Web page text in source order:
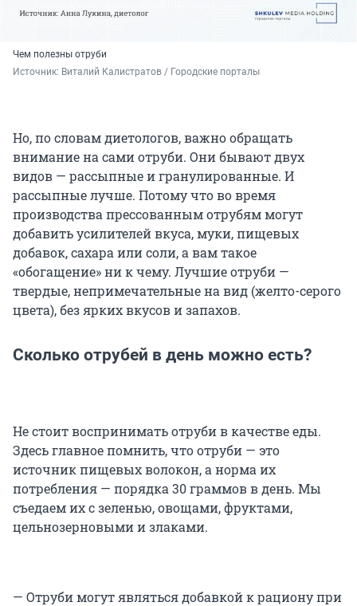
Чем полезны отруби
Источник: Виталий Калистратов / Городские порталы
Но, по словам диетологов, важно обращать
внимание на сами отруби. Они бывают двух
видов — рассыпные и гранулированные. И
рассыпные лучше. Потому что во время
производства прессованным отрубям могут
добавить усилителей вкуса, муки, пищевых
добавок, сахара или соли, а вам такое
«обогащение» ни к чему. Лучшие отруби —
твердые, непримечательные на вид (желто-серого
цвета), без ярких вкусов и запахов.
Сколько отрубей в день можно есть?
Не стоит воспринимать отруби в качестве еды.
Здесь главное помнить, что отруби — это
источник пищевых волокон, а норма их
потребления — порядка 30 граммов в день. Мы
съедаем их с зеленью, овощами, фруктами,
цельнозерновыми и злаками.
— Отруби могут являться добавкой к рациону при